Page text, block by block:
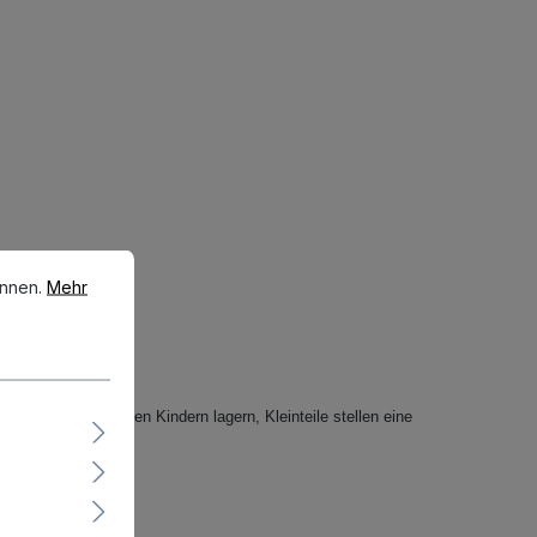
von kleinen Kindern lagern, Kleinteile stellen eine
Mehr Informationen ...
Mehr